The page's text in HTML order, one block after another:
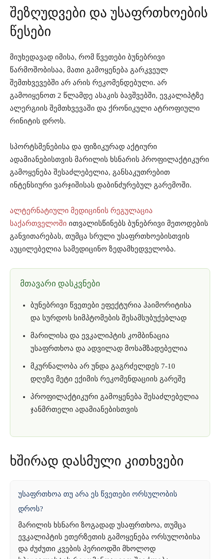
შეზღუდვები და უსაფრთხოების
წესები
მიუხედავად იმისა, რომ წვეთები ბუნებრივი
წარმოშობისაა, მათი გამოყენება გარკვეულ
შემთხვევებში არ არის რეკომენდებული. არ
გამოიყენოთ 2 წლამდე ასაკის ბავშვებში, ევკალიპტზე
ალერგიის შემთხვევაში და ქრონიკული ატროფიული
რინიტის დროს.
სპორტსმენებისა და ფიზიკურად აქტიური
ადამიანებისთვის მარილის ხსნარის პროფილაქტიკური
გამოყენება შესაძლებელია, განსაკუთრებით
ინტენსიური ვარჯიშისას დაბინძურებულ გარემოში.
ალტერნატიული მედიცინის რეგულაცია
საქართველოში ითვალისწინებს ბუნებრივი მეთოდების
განვითარებას, თუმცა სრული უსაფრთხოებისთვის
აუცილებელია სამედიცინო ზედამხედველობა.
მთავარი დასკვნები
ბუნებრივი წვეთები ეფექტურია ჰაიმორიტისა
და სურდოს სიმპტომების შესამსუბუქებლად
მარილისა და ევკალიპტის კომბინაცია
უსაფრთხოა და ადვილად მოსამზადებელია
მკურნალობა არ უნდა გაგრძელდეს 7-10
დღეზე მეტი ექიმის რეკომენდაციის გარეშე
პროფილაქტიკური გამოყენება შესაძლებელია
ჯანმრთელი ადამიანებისთვის
ხშირად დასმული კითხვები
უსაფრთხოა თუ არა ეს წვეთები ორსულობის
დროს?
მარილის ხსნარი ზოგადად უსაფრთხოა, თუმცა
ევკალიპტის ეთერზეთის გამოყენება ორსულობისა
და ძუძუთი კვების პერიოდში მხოლოდ